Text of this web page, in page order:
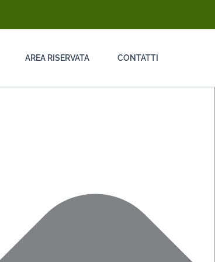
AREA RISERVATA CONTATTI